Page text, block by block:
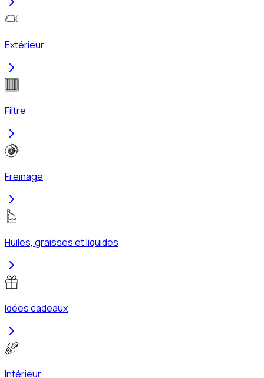
Extérieur
Filtre
Freinage
Huiles, graisses et liquides
Idées cadeaux
Intérieur